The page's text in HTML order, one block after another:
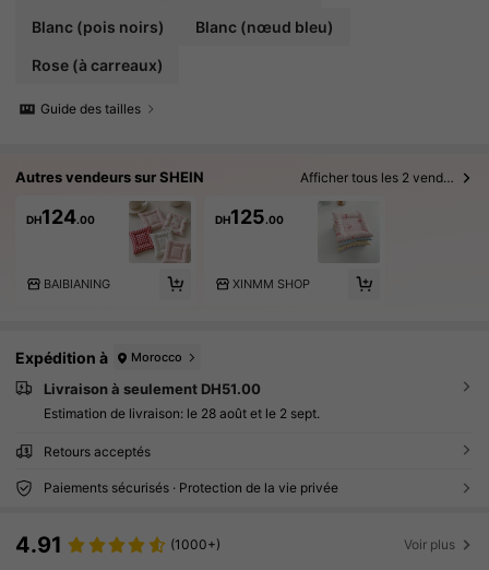
Blanc (pois noirs) Blanc (nœud bleu)
Rose (à carreaux)
Guide des tailles
Autres vendeurs sur SHEIN Afficher tous les 2 vendeurs
DH124.00
BAIBIANING
DH125.00
XINMM SHOP
Expédition à Morocco
Livraison à seulement DH51.00
Estimation de livraison: le 28 août et le 2 sept.
Retours acceptés
Paiements sécurisés · Protection de la vie privée
4.91 (1000+) Voir plus